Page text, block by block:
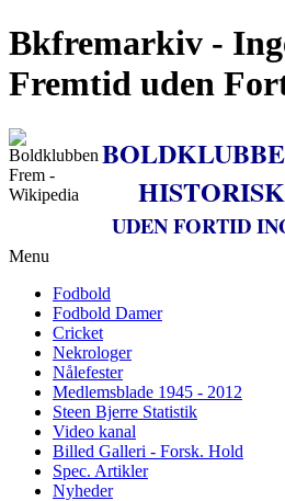
Bkfremarkiv -
Fremtid uden
UDEN FORTID
Menu
Fodbold
Fodbold Damer
Cricket
Nekrologer
Nålefester
Medlemsblade 1945 - 2012
Steen Bjerre Statistik
Video kanal
Billed Galleri - Forsk. Hold
Spec. Artikler
Nyheder